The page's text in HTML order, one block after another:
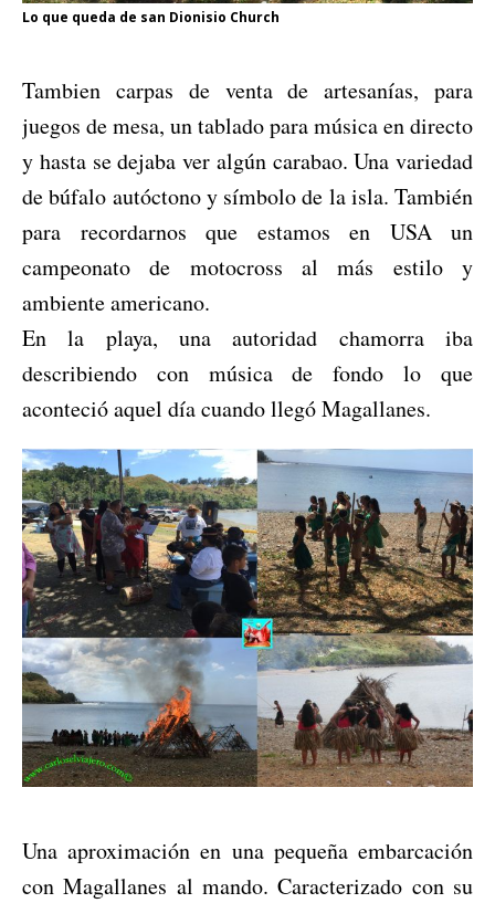
Lo que queda de san Dionisio Church
Tambien carpas de venta de artesanías, para
juegos de mesa, un tablado para música en directo
y hasta se dejaba ver algún carabao. Una variedad
de búfalo autóctono y símbolo de la isla. También
para recordarnos que estamos en USA un
campeonato de motocross al más estilo y
ambiente americano.
En la playa, una autoridad chamorra iba
describiendo con música de fondo lo que
aconteció aquel día cuando llegó Magallanes.
Una aproximación en una pequeña embarcación
con Magallanes al mando. Caracterizado con su